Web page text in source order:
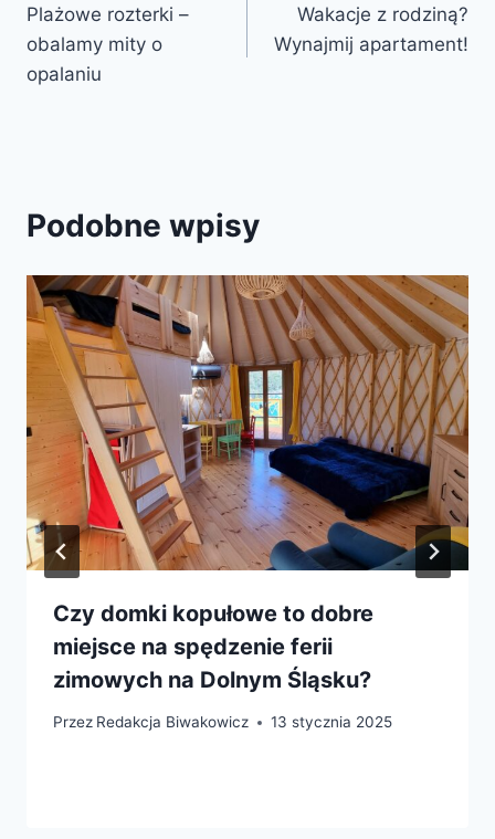
wpisu
Plażowe rozterki –
obalamy mity o
opalaniu
Wakacje z rodziną?
Wynajmij apartament!
Podobne wpisy
Czy domki kopułowe to dobre
miejsce na spędzenie ferii
zimowych na Dolnym Śląsku?
Przez Redakcja Biwakowicz 13 stycznia 2025